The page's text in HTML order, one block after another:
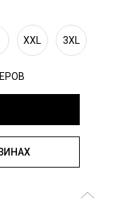
XXL 3XL